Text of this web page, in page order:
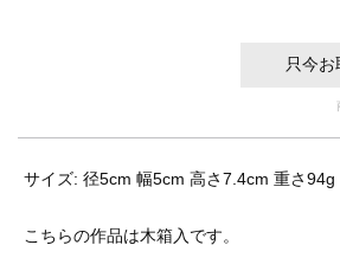
只今お
サイズ: 径5cm 幅5cm 高さ7.4cm 重さ94g
こちらの作品は木箱入です。